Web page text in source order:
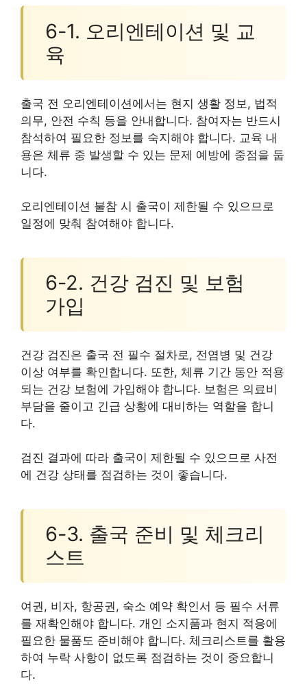
6-1. 오리엔테이션 및 교
육
출국 전 오리엔테이션에서는 현지 생활 정보, 법적
의무, 안전 수칙 등을 안내합니다. 참여자는 반드시
참석하여 필요한 정보를 숙지해야 합니다. 교육 내
용은 체류 중 발생할 수 있는 문제 예방에 중점을 둡
니다.
오리엔테이션 불참 시 출국이 제한될 수 있으므로
일정에 맞춰 참여해야 합니다.
6-2. 건강 검진 및 보험
가입
건강 검진은 출국 전 필수 절차로, 전염병 및 건강
이상 여부를 확인합니다. 또한, 체류 기간 동안 적용
되는 건강 보험에 가입해야 합니다. 보험은 의료비
부담을 줄이고 긴급 상황에 대비하는 역할을 합니
다.
검진 결과에 따라 출국이 제한될 수 있으므로 사전
에 건강 상태를 점검하는 것이 좋습니다.
6-3. 출국 준비 및 체크리
스트
여권, 비자, 항공권, 숙소 예약 확인서 등 필수 서류
를 재확인해야 합니다. 개인 소지품과 현지 적응에
필요한 물품도 준비해야 합니다. 체크리스트를 활용
하여 누락 사항이 없도록 점검하는 것이 중요합니
다.